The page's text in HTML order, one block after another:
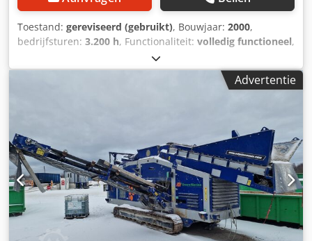
Toestand: gereviseerd (gebruikt), Bouwjaar: 2000,
bedrijfsturen: 3.200 h, Functionaliteit: volledig functioneel,
, Machine in uitstekende staat met weinig
werkuren, optionele mobiele bunkertransportband (die op
de foto) beschikbaar voor meerprijs. Crsdpfx Aevy A Ursftsf
Advertentie